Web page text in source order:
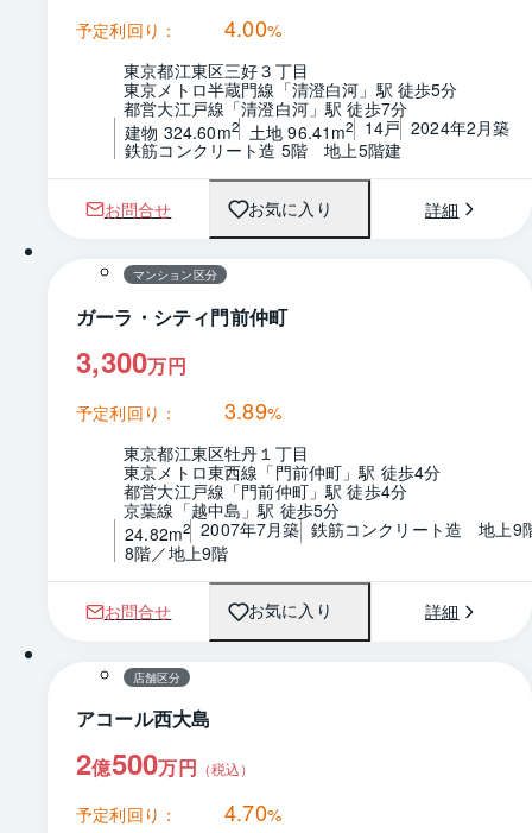
予定利回り： 4.00%
東京都江東区三好３丁目
東京メトロ半蔵門線「清澄白河」駅 徒歩5分
都営大江戸線「清澄白河」駅 徒歩7分
建物 324.60m2 土地 96.41m2 14戸 2024年2月築
鉄筋コンクリート造 5階　地上5階建
お問合せ お気に入り 詳細
1 / 0 間取り
マンション区分
ガーラ・シティ門前仲町
3,300万円
予定利回り： 3.89%
東京都江東区牡丹１丁目
東京メトロ東西線「門前仲町」駅 徒歩4分
都営大江戸線「門前仲町」駅 徒歩4分
京葉線「越中島」駅 徒歩5分
24.82m2 2007年7月築 鉄筋コンクリート造　地上9
8階／地上9階
お問合せ お気に入り 詳細
1 / 0
店舗区分
アコール西大島
2億500万円 （税込）
予定利回り： 4.70%